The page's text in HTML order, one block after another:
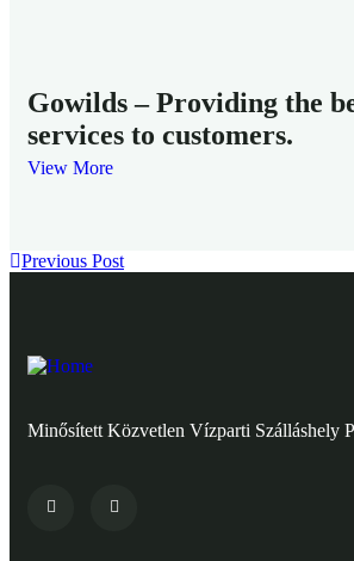
Gowilds – Providing the
services to customers.
View More
Previous Post
Minősített Közvetlen Vízparti Szálláshely